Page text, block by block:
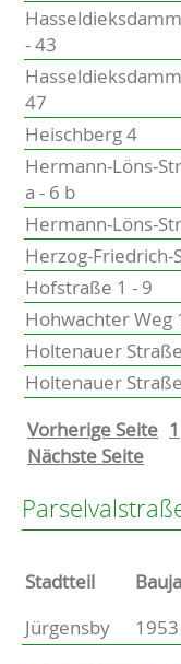
- 43
47
Heischberg 4
Hermann-Löns-
a - 6 b
Hermann-Löns-
Herzog-Friedrich-
Hofstraße 1 - 9
Hohwachter Weg
Holtenauer
Holtenauer
Vorherige Seite 1
Nächste Seite
Stammdaten
Basisdaten
Stadtteil
Jürgensby
1953